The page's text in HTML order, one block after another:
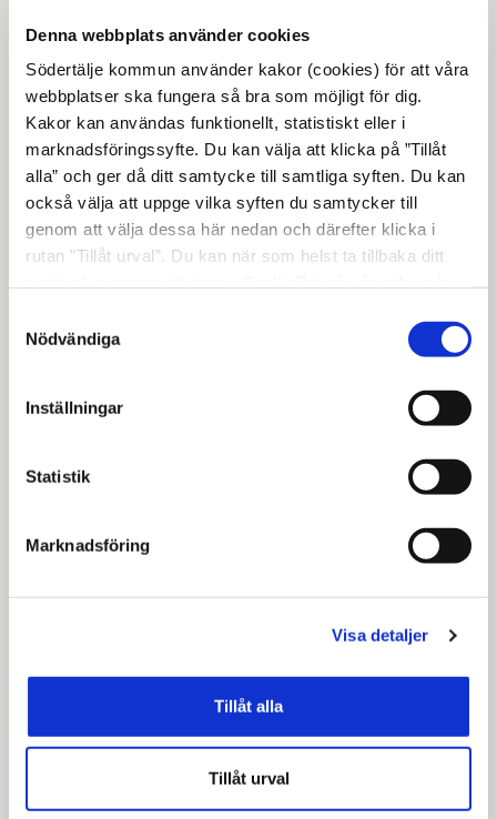
Denna webbplats använder cookies
Södertälje kommun använder kakor (cookies) för att våra
webbplatser ska fungera så bra som möjligt för dig.
Kakor kan användas funktionellt, statistiskt eller i
marknadsföringssyfte. Du kan välja att klicka på ”Tillåt
alla” och ger då ditt samtycke till samtliga syften. Du kan
också välja att uppge vilka syften du samtycker till
genom att välja dessa här nedan och därefter klicka i
rutan ”Tillåt urval”. Du kan när som helst ta tillbaka ditt
"Visa detaljer" kan du läsa om hur kakorna används och
hur vi och våra leverantörer inhämtar och behandlar
Nödvändiga
Inställningar
Statistik
Marknadsföring
Visa detaljer
Tillåt alla
Tillåt urval
2006-04-25
Kom och tjuvkika på
Södertäljes nya stadshus
2006-04-21
Svenska Volkswagen
satsar på Södertälje
Förtydligande:
utställning om
Utställning om
Södertälje
2006-04-06
PRESSINBJUDAN Wuxi på
svarsbesök i Södertäljes